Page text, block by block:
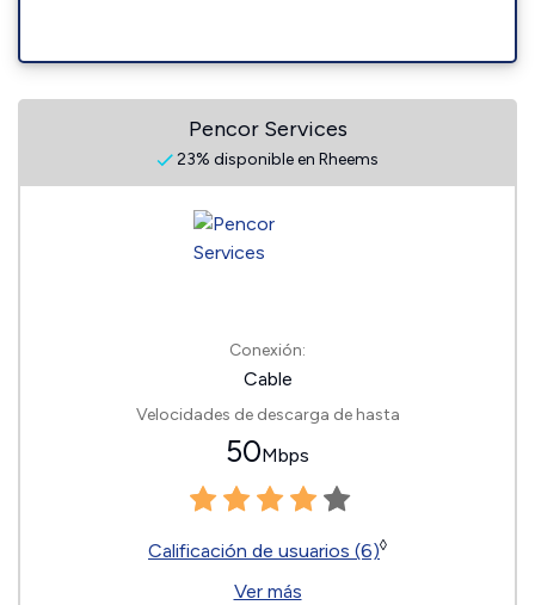
Pencor Services
23% disponible en Rheems
Conexión:
Cable
Velocidades de descarga de hasta
50Mbps
Calificación de usuarios (6)◊
Ver más